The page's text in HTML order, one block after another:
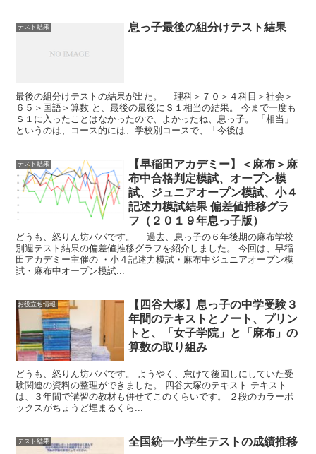
テスト結果 息っ子最後の組分けテスト結果
最後の組分けテストの結果が出た。 理科＞７０＞４科目＞社会＞
６５＞国語＞算数 と、最後の最後にＳ１相当の結果。 今まで一度も
Ｓ１に入ったことはなかったので、よかったね、息っ子。 「相当」
というのは、コース的には、学校別コースで、「今後は...
テスト結果
【早稲田アカデミー】＜麻布＞麻
布中合格判定模試、オープン模
試、ジュニアオープン模試、小４
記述力模試結果 偏差値推移グラ
フ（２０１９年息っ子版）
どうも、怒りん坊パパです。 過去、息っ子の６年後期の麻布学校
別週テスト結果の偏差値推移グラフを紹介しました。 今回は、早稲
田アカデミー主催の ・小４記述力模試・麻布中ジュニアオープン模
試・麻布中オープン模試...
お役立ち情報
【四谷大塚】息っ子の中学受験３
年間のテキストとノート、プリン
トと、「女子学院」と「麻布」の
算数の取り組み
どうも、怒りん坊パパです。 ようやく、怠けて後回しにしていた受
験関連の資料の整理ができました。 四谷大塚のテキスト テキスト
は、３年間で講習の教材も併せてこのくらいです。 ２段のカラーボ
ックスがちょうど埋まるくら...
テスト結果 全国統一小学生テストの成績推移